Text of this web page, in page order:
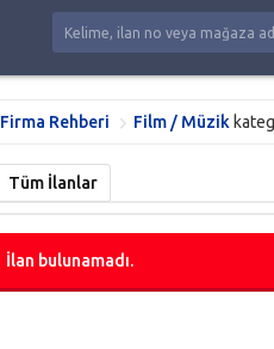
Firma Rehberi Film / Müzik
Tüm İlanlar
İlan bulunamadı.